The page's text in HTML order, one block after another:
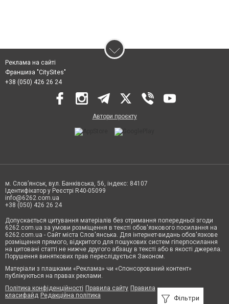
Фільтри
Реклама на сайті
Франшиза "CitySites"
+38 (050) 426 26 24
Автори проєкту
м. Слов’янськ, вул. Банківська, 56, індекс: 84107
Ідентифікатор у Реєстрі R40-05099
info@6262.com.ua
+38 (050) 426 26 24
Допускається цитування матеріалів без отримання попередньої згоди
6262.com.ua за умови розміщення в тексті обов'язкового посилання на
6262.com.ua - Сайт міста Слов'янська. Для інтернет-видань обов'язкове
розміщення прямого, відкритого для пошукових систем гіперпосилання
на цитовані статті не нижче другого абзацу в тексті або в якості джерела.
Порушення виняткових прав переслідується Законом.
Матеріали з плашками «Реклама» чи «Спонсорований контент»
публікуються на правах реклами.
Політика конфіденційності Правила сайту Правила
класифайд Редакційна політика